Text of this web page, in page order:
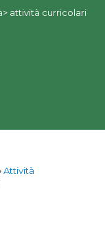
attività curricolari
Attività